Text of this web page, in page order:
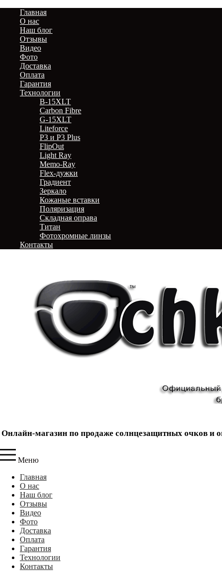
Главная
О нас
Наш блог
Отзывы
Видео
Фото
Доставка
Оплата
Гарантия
Технологии
B-15XLT
Carbon Fibre
G-15XLT
Liteforce
P3 и P3 Plus
FlipOut
Light Ray
Memo-Ray
Flex-дужки
Градиент
Зеркало
Кожаные вставки
Поляризация
Складная оправа
Титан
Фотохромные линзы
Контакты
Онлайн-магазин по продаже солнцезащитных очков и
Меню
Главная
О нас
Наш блог
Отзывы
Видео
Фото
Доставка
Оплата
Гарантия
Технологии
Контакты